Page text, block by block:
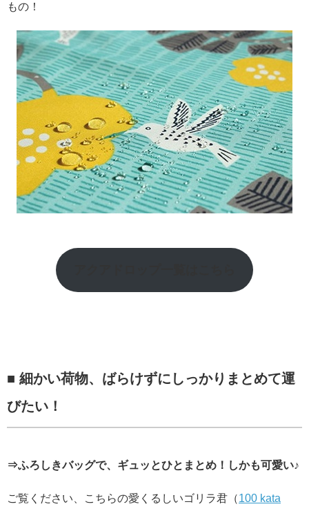
もの！
■ 細かい荷物、ばらけずにしっかりまとめて運
びたい！
⇒ふろしきバッグで、ギュッとひとまとめ！しかも可愛い♪
ご覧ください、こちらの愛くるしいゴリラ君（100 kata